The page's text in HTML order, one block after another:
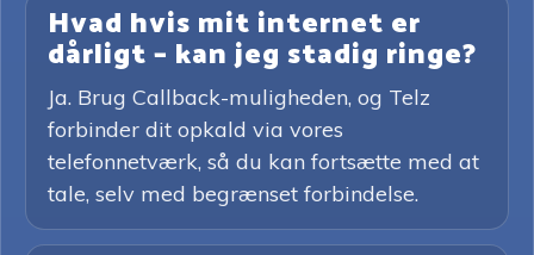
Hvad hvis mit internet er
dårligt – kan jeg stadig ringe?
Ja. Brug Callback-muligheden, og Telz
forbinder dit opkald via vores
telefonnetværk, så du kan fortsætte med at
tale, selv med begrænset forbindelse.